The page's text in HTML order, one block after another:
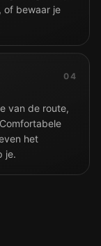
of bewaar je
04
van de route,
het
je.